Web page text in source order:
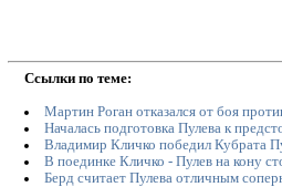
Ссылки по теме:
Мартин Роган отказался от боя
Началась подготовка Пулева к
Владимир Кличко победил Кубрата
В поединке Кличко - Пулев на кону
Берд считает Пулева отличным